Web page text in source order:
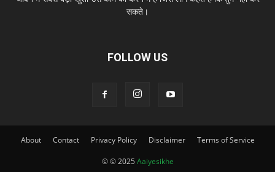
सकते।
FOLLOW US
About Contact Privacy Policy Disclaimer Terms of Service
© © 2025 Aaiyesikhe